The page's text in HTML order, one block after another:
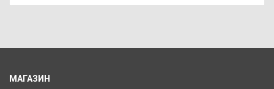
МАГАЗИН